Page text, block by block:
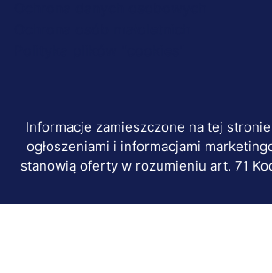
Informacje zamieszczone na tej
ogłoszeniami i informacjami
stanowią oferty w rozumieniu art. 71